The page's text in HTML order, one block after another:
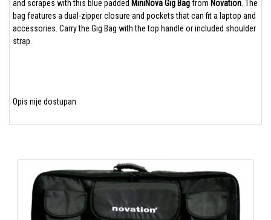
and scrapes with this blue padded MiniNovaGig Bagfrom Novation . The
bag features a dual-zipper closure and pockets that can fit a laptop and
accessories. Carry the Gig Bag with the top handle or included shoulder
strap.
Opis nije dostupan